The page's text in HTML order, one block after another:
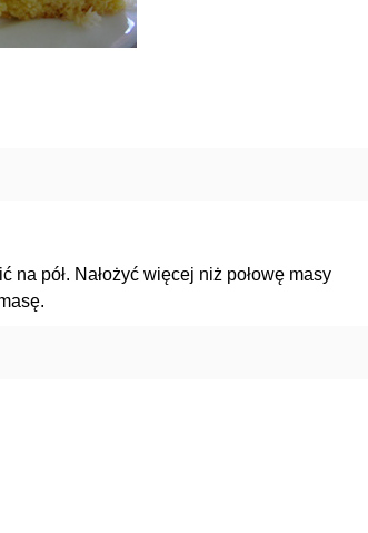
na pół. Nałożyć więcej niż połowę masy